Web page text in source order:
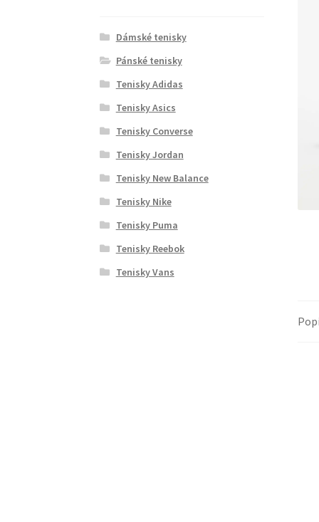
Dámské tenisky
Pánské tenisky
Tenisky Adidas
Tenisky Asics
Tenisky Converse
Tenisky Jordan
Tenisky New Balance
Tenisky Nike
Tenisky Puma
Tenisky Reebok
Tenisky Vans